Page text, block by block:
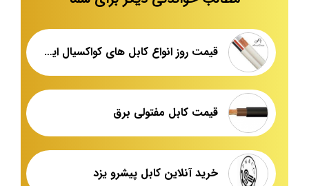
قیمت روز انواع کابل های کواکسیال ایرانی
قیمت کابل مفتولی برق
خرید آنلاین کابل پیشرو یزد